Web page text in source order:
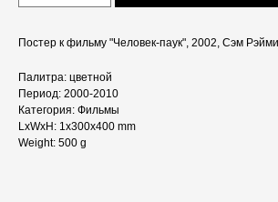
Постер к фильму "Человек-паук", 2002, Сэм
Палитра: цветной
Период: 2000-2010
Категория: Фильмы
LxWxH: 1x300x400 mm
Weight: 500 g